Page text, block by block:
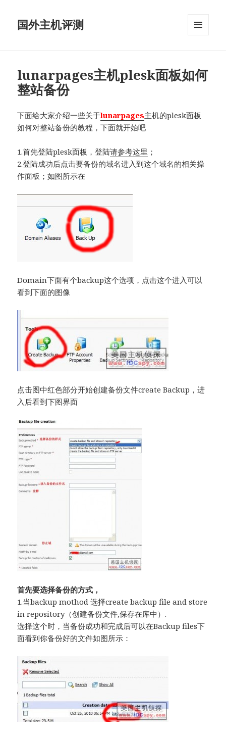
国外主机评测
lunarpages主机plesk面板如何
整站备份
下面给大家介绍一些关于lunarpages主机的plesk面板
如何对整站备份的教程，下面就开始吧
1.首先登陆plesk面板，登陆请参考这里 ；
2.登陆成功后点击要备份的域名进入到这个域名的相关操
作面板；如图所示在
Domain下面有个backup这个选项，点击这个进入可以
看到下面的图像
点击图中红色部分开始创建备份文件create Backup，进
入后看到下图界面
首先要选择备份的方式，
1.当backup mothod 选择create backup file and store
in repository（创建备份文件,保存在库中）.
选择这个时，当备份成功和完成后可以在Backup files下
面看到你备份好的文件如图所示：